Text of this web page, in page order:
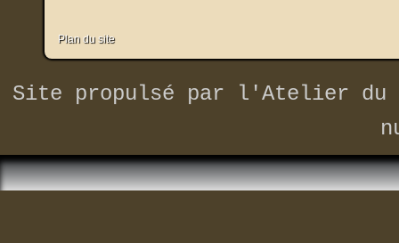
Plan du site
Site propulsé par
l'Atelier du